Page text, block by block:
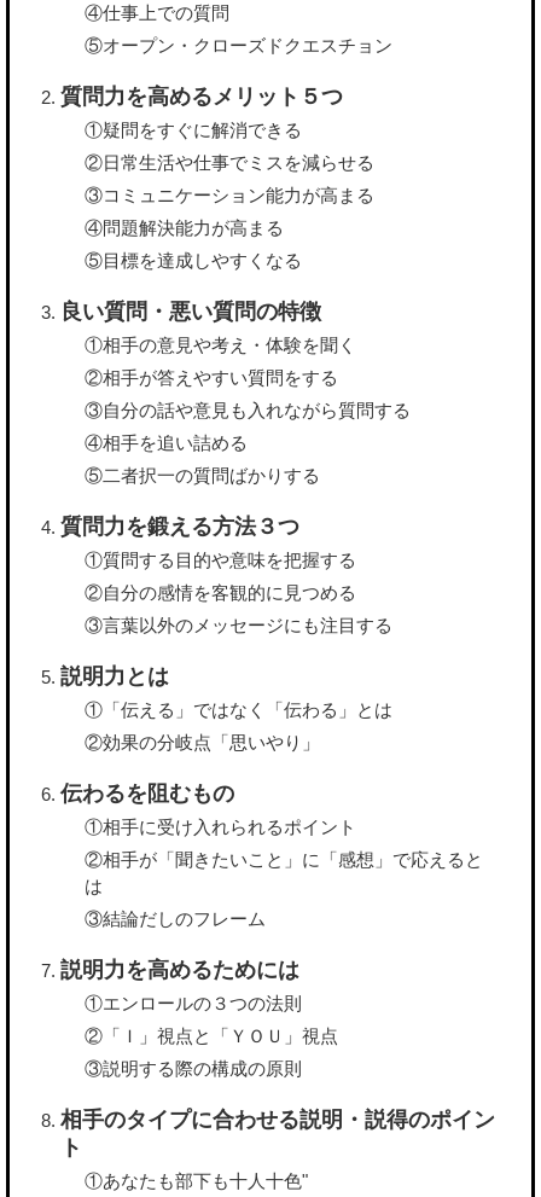
④仕事上での質問
⑤オープン・クローズドクエスチョン
質問力を高めるメリット５つ
①疑問をすぐに解消できる
②日常生活や仕事でミスを減らせる
③コミュニケーション能力が高まる
④問題解決能力が高まる
⑤目標を達成しやすくなる
良い質問・悪い質問の特徴
①相手の意見や考え・体験を聞く
②相手が答えやすい質問をする
③自分の話や意見も入れながら質問する
④相手を追い詰める
⑤二者択一の質問ばかりする
質問力を鍛える方法３つ
①質問する目的や意味を把握する
②自分の感情を客観的に見つめる
③言葉以外のメッセージにも注目する
説明力とは
①「伝える」ではなく「伝わる」とは
②効果の分岐点「思いやり」
伝わるを阻むもの
①相手に受け入れられるポイント
②相手が「聞きたいこと」に「感想」で応えると
は
③結論だしのフレーム
説明力を高めるためには
①エンロールの３つの法則
②「Ｉ」視点と「ＹＯＵ」視点
③説明する際の構成の原則
相手のタイプに合わせる説明・説得のポイン
ト
①あなたも部下も十人十色"